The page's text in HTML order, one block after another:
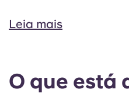
Leia mais
O que está